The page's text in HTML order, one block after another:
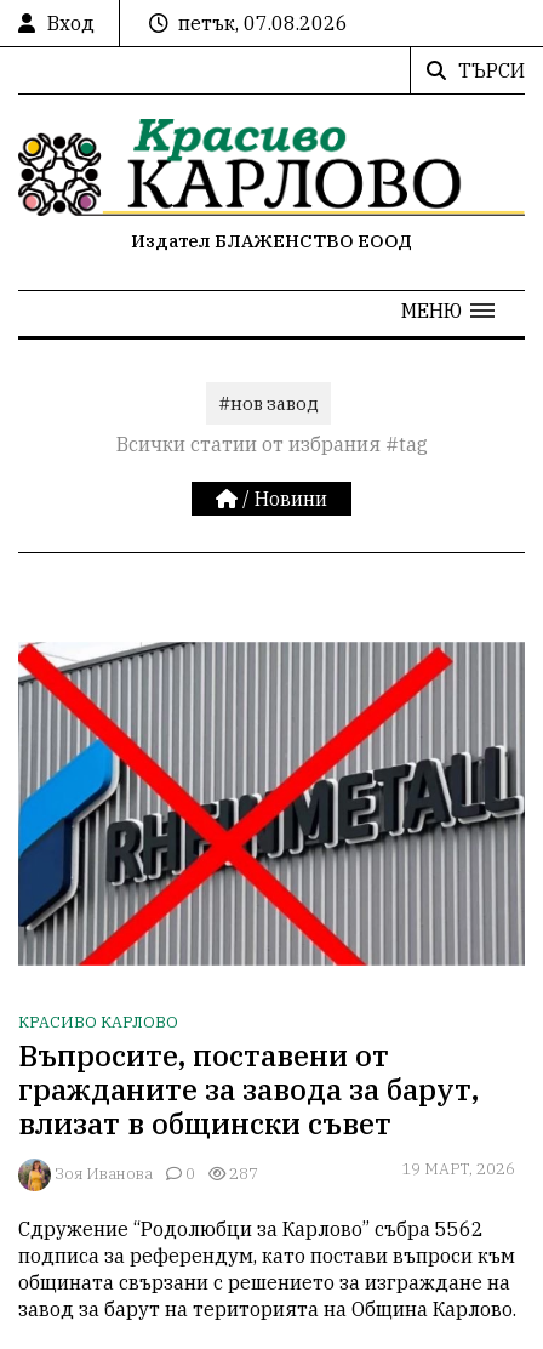
Вход
петък, 07.08.2026
ТЪРСИ
Издател БЛАЖЕНСТВО ЕООД
МЕНЮ
#нов завод
Всички статии от избрания #tag
/ Новини
КРАСИВО КАРЛОВО
Въпросите, поставени от
гражданите за завода за барут,
влизат в общински съвет
Зоя Иванова 0 287 19 МАРТ, 2026
Сдружение “Родолюбци за Карлово” събра 5562
подписа за референдум, като постави въпроси към
общината свързани с решението за изграждане на
завод за барут на територията на Община Карлово.